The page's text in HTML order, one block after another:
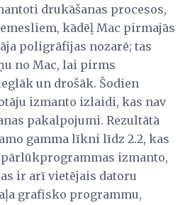
drukāšanas procesos,
kādēļ Mac pirmajās
poligrāfijas nozarē; tas
no Mac, lai pirms
un drošāk. Šodien
izmanto izlaidi, kas nav
pakalpojumi. Rezultātā
gamma līkni līdz 2.2, kas
izmanto,
ir arī vietējais datoru
grafisko programmu,